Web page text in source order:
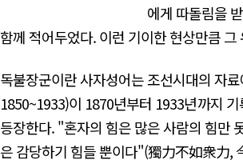
에게 따돌림을
함께 적어두었다. 이런 기이한 현상만큼
독불장군이란 사자성어는 조선시대의 자
1850~1933)이 1870년부터 1933년까지
등장한다. "혼자의 힘은 많은 사람의 힘만
은 감당하기 힘들 뿐이다"(獨力不如衆力,